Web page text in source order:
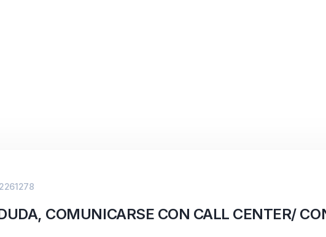
COMUNICARSE CON CALL CENTER/